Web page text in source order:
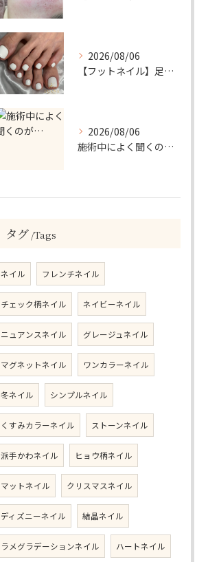
2026/08/06
【フットネイル】足元がパッと映える！ホワイトワンカラーネイル
2026/08/06
施術中によく聞くのが…
タグ Tags
ネイル フレンチネイル
チェック柄ネイル ネイビーネイル
ニュアンスネイル グレージュネイル
マグネットネイル ワンカラーネイル
冬ネイル シンプルネイル
くすみカラーネイル ストーンネイル
派手かわネイル ヒョウ柄ネイル
マットネイル クリスマスネイル
ディズニーネイル 結晶ネイル
ラメグラデーションネイル ハートネイル